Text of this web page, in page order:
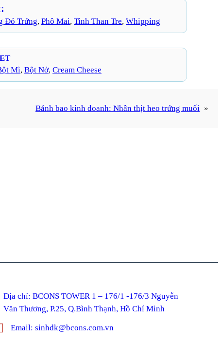
Đỏ Trứng, Phô Mai, Tinh Than Tre, Whipping
Mì, Bột Nở, Cream Cheese
Bánh bao kinh doanh: Nhân thịt heo trứng muối »
Địa chỉ: BCONS TOWER 1 – 176/1 -176/3 Nguyễn
Văn Thương, P.25, Q.Bình Thạnh, Hồ Chí Minh
Email: sinhdk@bcons.com.vn